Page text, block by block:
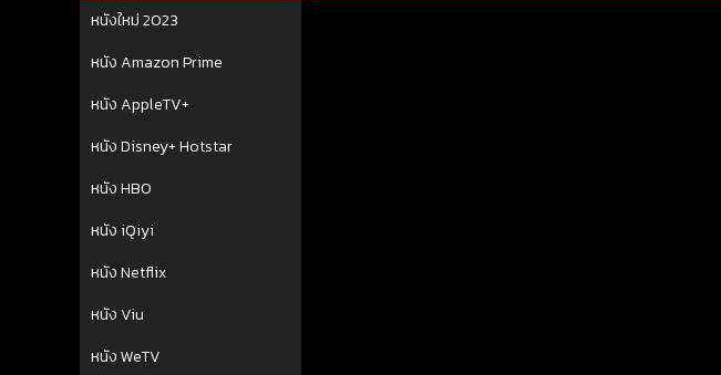
หนังใหม่ 2023
หนัง Amazon Prime
หนัง AppleTV+
หนัง Disney+ Hotstar
หนัง HBO
หนัง iQiyi
หนัง Netflix
หนัง Viu
หนัง WeTV